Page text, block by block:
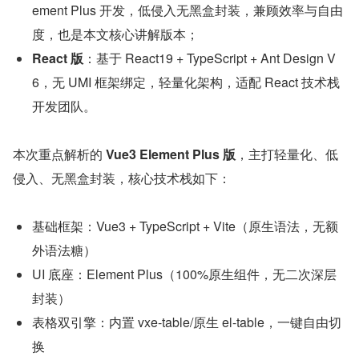
ement Plus 开发，低侵入无黑盒封装，兼顾效率与自由
度，也是本文核心讲解版本；
React 版 ：基于 React19 + TypeScript + Ant Design V
6，无 UMI 框架绑定，轻量化架构，适配 React 技术栈
开发团队。
本次重点解析的 Vue3 Element Plus 版 ，主打轻量化、低
侵入、无黑盒封装，核心技术栈如下：
基础框架：Vue3 + TypeScript + Vite（原生语法，无额
外语法糖）
UI 底座：Element Plus（100%原生组件，无二次深层
封装）
表格双引擎：内置 vxe-table/原生 el-table，一键自由切
换